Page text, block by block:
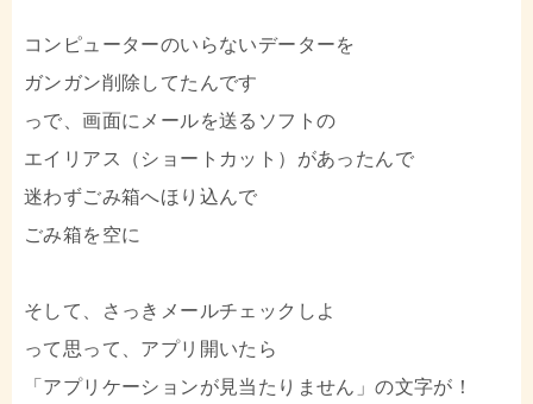
コンピューターのいらないデーターを
ガンガン削除してたんです
っで、画面にメールを送るソフトの
エイリアス（ショートカット）があったんで
迷わずごみ箱へほり込んで
ごみ箱を空に
そして、さっきメールチェックしよ
って思って、アプリ開いたら
「アプリケーションが見当たりません」の文字が！